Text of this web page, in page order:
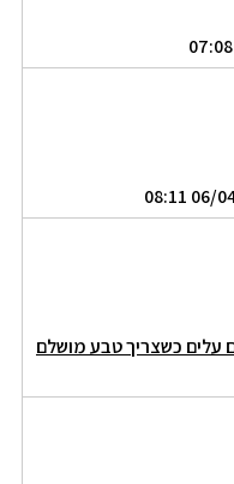
עלים כשצריך טבע מושלם